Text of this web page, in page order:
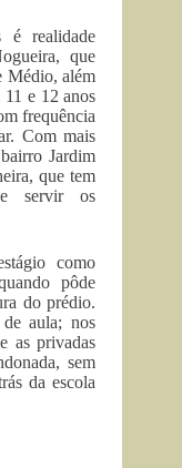
é realidade
que
Médio, além
e 12 anos
frequência
Com mais
Jardim
que tem
servir os
como
pôde
do prédio.
aula; nos
as privadas
sem
da escola